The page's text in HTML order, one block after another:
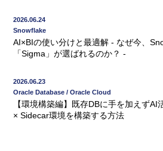
2026.06.24
Snowflake
AI×BIの使い分けと最適解 - なぜ今、
「Sigma」が選ばれるのか？ -
2026.06.23
Oracle Database / Oracle Cloud
【環境構築編】既存DBに手を加えずAI
× Sidecar環境を構築する方法